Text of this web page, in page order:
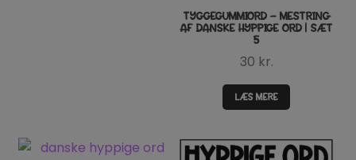
TYGGEGUMMIORD – MESTRING
AF DANSKE HYPPIGE ORD | SÆT
5
30 kr.
LÆS MERE